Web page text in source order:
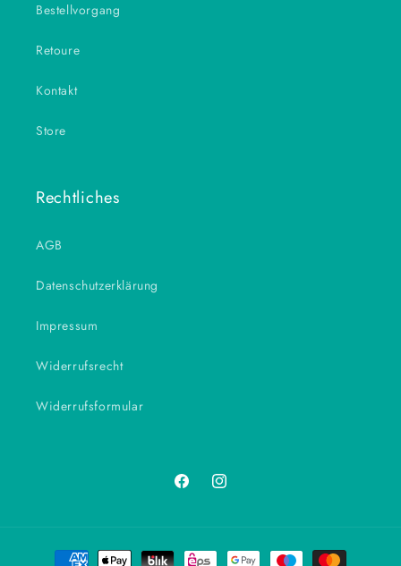
Bestellvorgang
Retoure
Kontakt
Store
Rechtliches
AGB
Datenschutzerklärung
Impressum
Widerrufsrecht
Widerrufsformular
FacebookInstagram
Zahlungsmethoden